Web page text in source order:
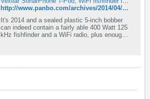
http://www.panbo.com/archives/2014/04/vexilar_sonarphone_t-pod_wifi_fishfinder_in_a_bobber.html
It's 2014 and a sealed plastic 5-inch bobber
can indeed contain a fairly able 400 Watt 125
kHz fishfinder and a WiFi radio, plus enough
iPad (or Android tablet) boaters do indeed